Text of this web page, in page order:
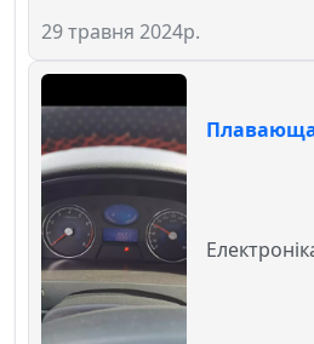
29 травня 2024р.